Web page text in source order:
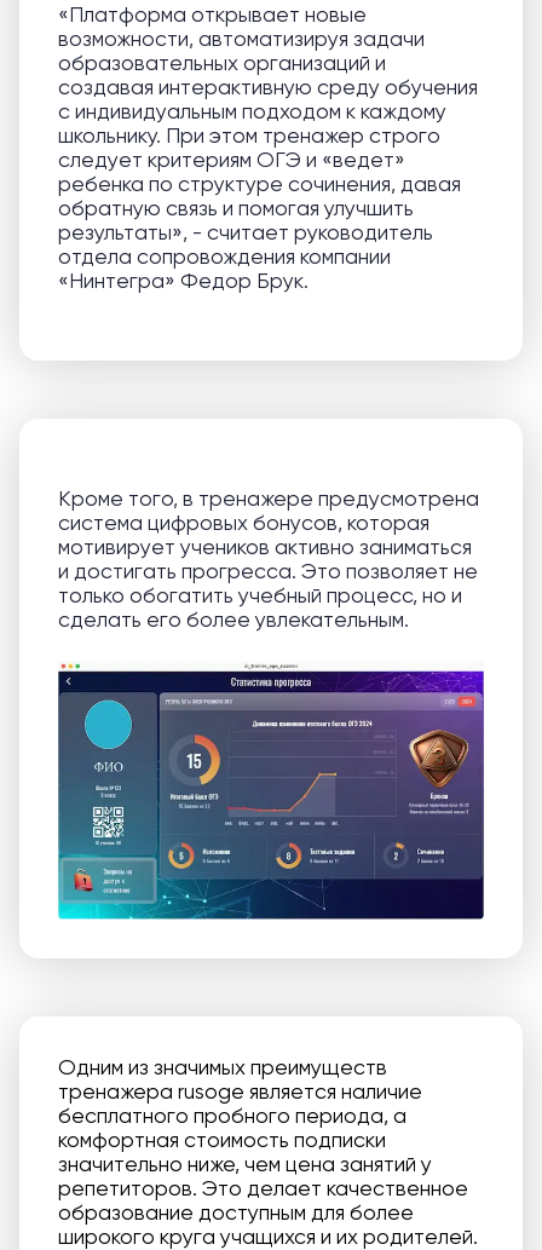
«Платформа открывает новые
возможности, автоматизируя задачи
образовательных организаций и
создавая интерактивную среду обучения
с индивидуальным подходом к каждому
школьнику. При этом тренажер строго
следует критериям ОГЭ и «ведет»
ребенка по структуре сочинения, давая
обратную связь и помогая улучшить
результаты», - считает руководитель
отдела сопровождения компании
«Нинтегра» Федор Брук.
Кроме того, в тренажере предусмотрена
система цифровых бонусов, которая
мотивирует учеников активно заниматься
и достигать прогресса. Это позволяет не
только обогатить учебный процесс, но и
сделать его более увлекательным.
Одним из значимых преимуществ
тренажера rusoge является наличие
бесплатного пробного периода, а
комфортная стоимость подписки
значительно ниже, чем цена занятий у
репетиторов. Это делает качественное
образование доступным для более
широкого круга учащихся и их родителей.